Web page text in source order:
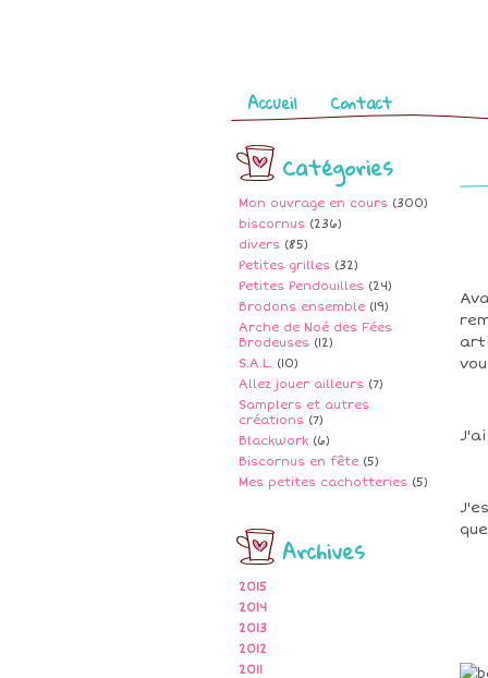
Pages
Accueil Contact
Catégories
Mon ouvrage en cours (300)
biscornus (236)
divers (85)
Petites grilles (32)
Petites Pendouilles (24)
Brodons ensemble (19)
Arche de Noé des Fées
Brodeuses (12)
S.A.L. (10)
Allez jouer ailleurs (7)
Samplers et autres
créations (7)
Blackwork (6)
Biscornus en fête (5)
Mes petites cachotteries (5)
Archives
2015
2014
2013
2012
2011